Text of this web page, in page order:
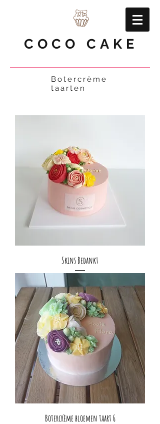
COCO CAKE
Botercrème
taarten
Skins Bedankt
Botercrème bloemen taart 6